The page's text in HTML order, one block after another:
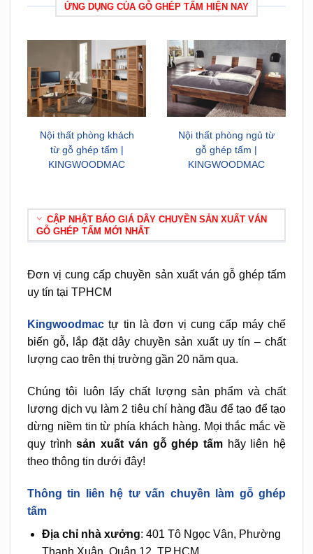
ỨNG DỤNG CỦA GỖ GHÉP TẤM HIỆN NAY
Nội thất phòng khách
từ gỗ ghép tấm |
KINGWOODMAC
Nội thất phòng ngủ từ
gỗ ghép tấm |
KINGWOODMAC
CẬP NHẬT BÁO GIÁ DÂY CHUYỀN SẢN XUẤT VÁN
GỖ GHÉP TẤM MỚI NHẤT
Đơn vị cung cấp chuyền sản xuất ván gỗ ghép tấm
uy tín tại TPHCM
Kingwoodmac tự tin là đơn vị cung cấp máy chế
biến gỗ, lắp đặt dây chuyền sản xuất uy tín – chất
lượng cao trên thị trường gần 20 năm qua.
Chúng tôi luôn lấy chất lượng sản phẩm và chất
lượng dịch vụ làm 2 tiêu chí hàng đầu để tạo để tạo
dừng niềm tin từ phía khách hàng. Mọi thắc mắc về
quy trình sản xuất ván gỗ ghép tấmhãy liên hệ
theo thông tin dưới đây!
Thông tin liên hệ tư vấn chuyền làm gỗ ghép
tấm
Địa chỉ nhà xưởng: 401 Tô Ngọc Vân, Phường
Thạnh Xuân, Quận 12, TP.HCM.